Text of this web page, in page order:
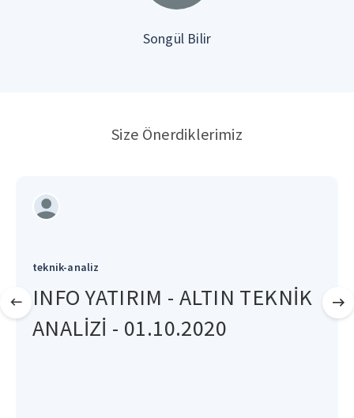
Songül Bilir
Size Önerdiklerimiz
teknik-analiz
INFO YATIRIM - ALTIN TEKNİK
ANALİZİ - 01.10.2020